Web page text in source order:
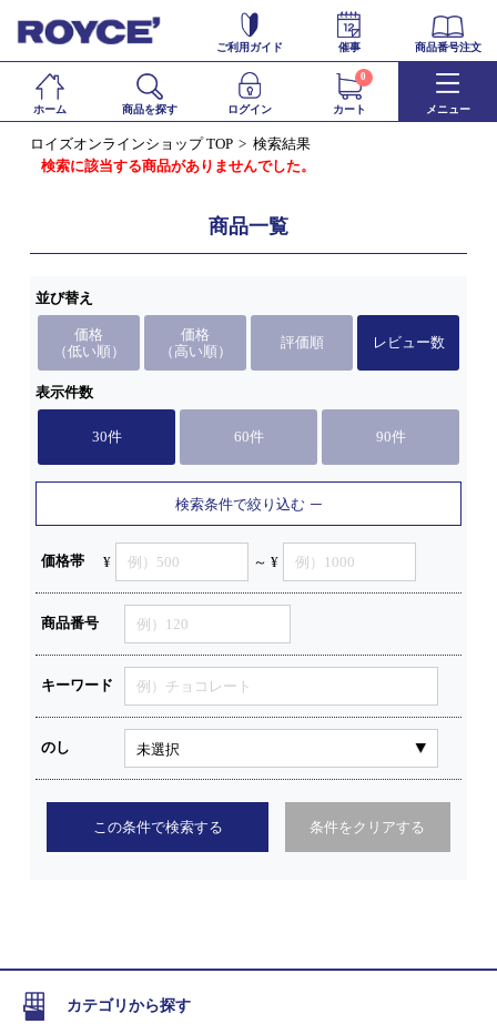
ご利用ガイド 催事 商品番号注文
ホーム 商品を探す ログイン カート
0
メニュー
ロイズオンラインショップ TOP
検索結果
検索に該当する商品がありませんでした。
商品一覧
並び替え
価格
（低い順）
価格
（高い順）
評価順 レビュー数
表示件数
30件 60件 90件
検索条件で絞り込む
価格帯 ¥ ～ ¥
商品番号
キーワード
のし
この条件で検索する 条件をクリアする
カテゴリから探す